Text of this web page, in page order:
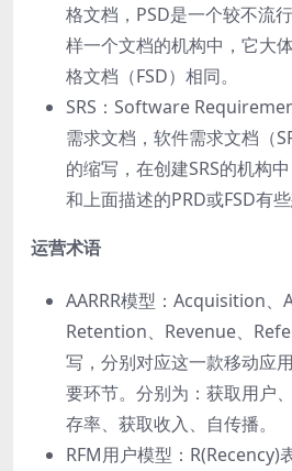
格文档，PSD是⼀个较不流
样⼀个文档的机构中，它⼤
格文档（FSD）相同。
SRS：Software
需求文档，软件需求文档（
的缩写，在创建SRS的机构
和上⾯描述的PRD或FSD有些
运营术语
AARRR模型：Acquisition、
Retention、Revenue、
写，分别对应这⼀款移动应
要环节。分别为：获取⽤户
存率、获取收⼊、⾃传播。
RFM⽤户模型：R(Recency)